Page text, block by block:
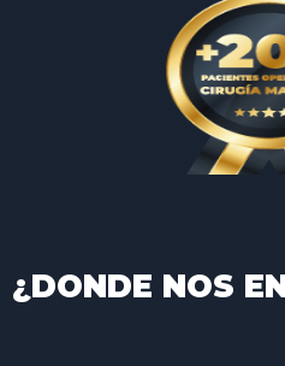
¿DONDE NOS